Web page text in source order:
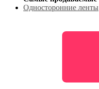
Односторонние ленты